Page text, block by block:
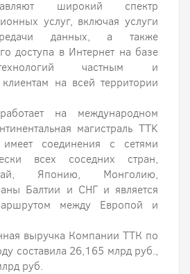
широкий спектр
услуг, включая услуги
данных, а также
доступа в Интернет на базе
частным и
на всей территории
на международном
магистраль TTK
имеет соединения с сетями
всех соседних стран,
Японию, Монголию,
Балтии и СНГ и является
между Европой и
выручка Компании ТТК по
составила 26,165 млрд руб.,
руб.